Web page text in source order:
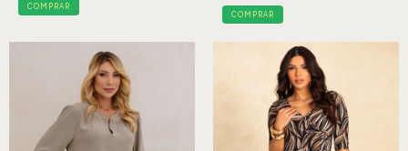
COMPRAR
COMPRAR